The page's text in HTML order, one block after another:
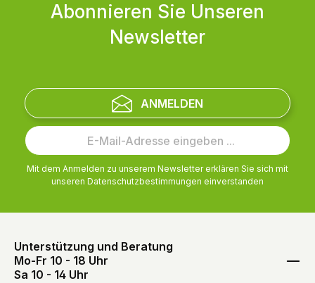
Abonnieren Sie Unseren
Newsletter
ANMELDEN
Mit dem Anmelden zu unserem Newsletter erklären Sie sich mit
unseren Datenschutzbestimmungen einverstanden
Unterstützung und Beratung
Mo-Fr 10 - 18 Uhr
Sa 10 - 14 Uhr